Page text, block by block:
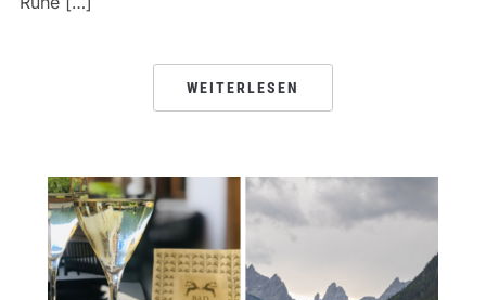
WEITERLESEN